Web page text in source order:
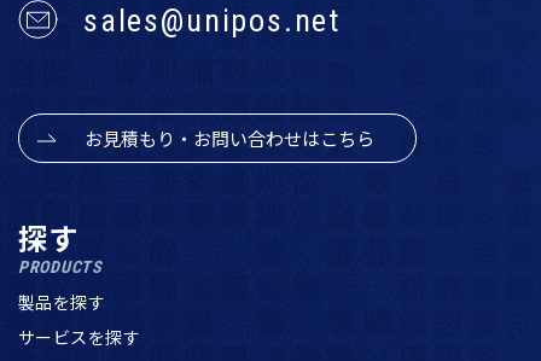
sales@unipos.net
お見積もり・お問い合わせはこちら
探す
PRODUCTS
製品を探す
サービスを探す